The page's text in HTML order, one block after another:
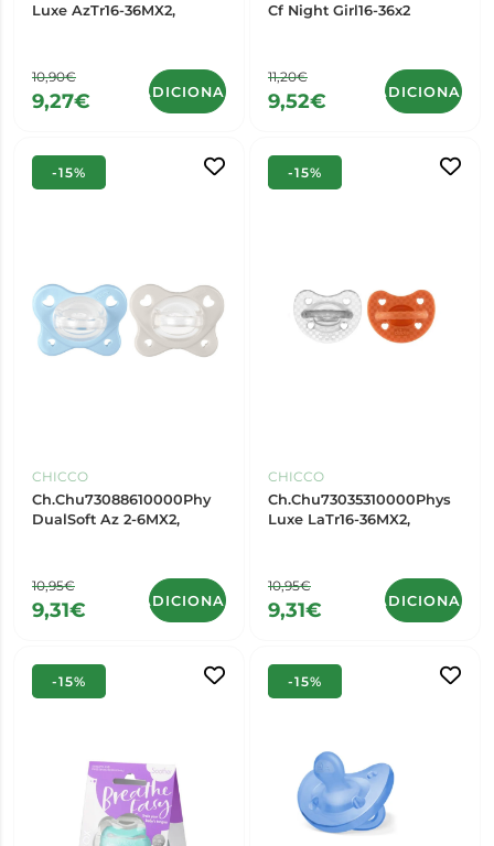
Luxe AzTr16-36MX2,
10,90€
9,27€ ADICIONAR
Cf Night Girl16-36x2
11,20€
9,52€ ADICIONAR
-15%
CHICCO
Ch.Chu73088610000Phy
DualSoft Az 2-6MX2,
10,95€
9,31€ ADICIONAR
-15%
CHICCO
Ch.Chu73035310000Phys
Luxe LaTr16-36MX2,
10,95€
9,31€ ADICIONAR
-15% -15%